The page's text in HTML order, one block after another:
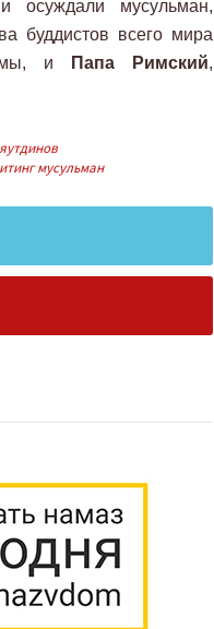
осуждали мусульман,
буддистов всего мира
и Папа Римский,
мусульман